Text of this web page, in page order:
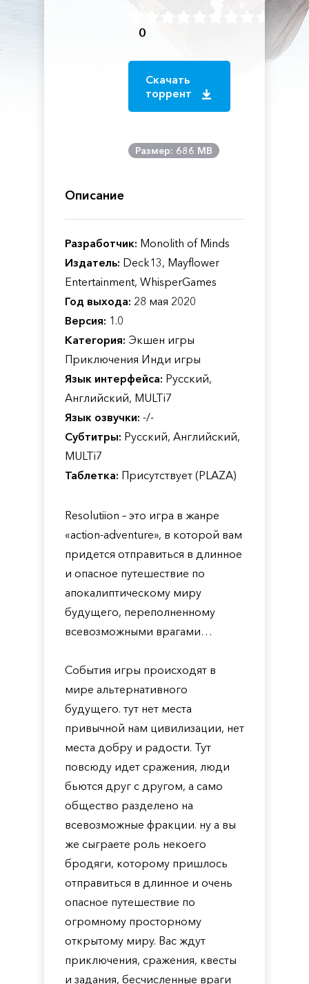
0
Скачать
торрент
Размер: 686 MB
Описание
Разработчик: Monolith of Minds
Издатель: Deck13, Mayflower
Entertainment, WhisperGames
Год выхода: 28 мая 2020
Версия: 1.0
Категория: Экшен игры
Приключения Инди игры
Язык интерфейса: Русский,
Английский, MULTi7
Язык озвучки: -/-
Субтитры: Русский, Английский,
MULTi7
Таблетка: Присутствует (PLAZA)
Resolutiion – это игра в жанре
«action-adventure», в которой вам
придется отправиться в длинное
и опасное путешествие по
апокалиптическому миру
будущего, переполненному
всевозможными врагами…
События игры происходят в
мире альтернативного
будущего. тут нет места
привычной нам цивилизации, нет
места добру и радости. Тут
повсюду идет сражения, люди
бьются друг с другом, а само
общество разделено на
всевозможные фракции. ну а вы
же сыграете роль некоего
бродяги, которому пришлось
отправиться в длинное и очень
опасное путешествие по
огромному просторному
открытому миру. Вас ждут
приключения, сражения, квесты
и задания, бесчисленные враги